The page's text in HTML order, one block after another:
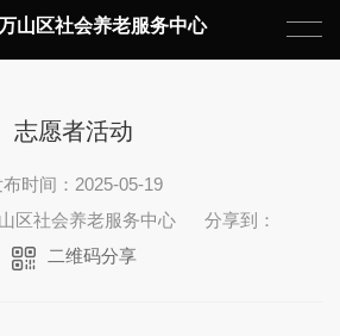
山区社会养老服务中心
志愿者活动
布时间：2025-05-19
区社会养老服务中心
分享到：
二维码分享